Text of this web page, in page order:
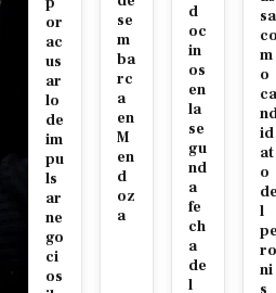
or
ac
us
ar
lo
de
im
pu
ls
ar
ne
go
ci
os
se
m
ba
rc
a
en
M
en
d
oz
a
d
oc
in
os
en
la
se
gu
nd
a
fe
ch
a
de
l
sa
co
m
o
ca
id
at
o
de
l
pe
ro
ni